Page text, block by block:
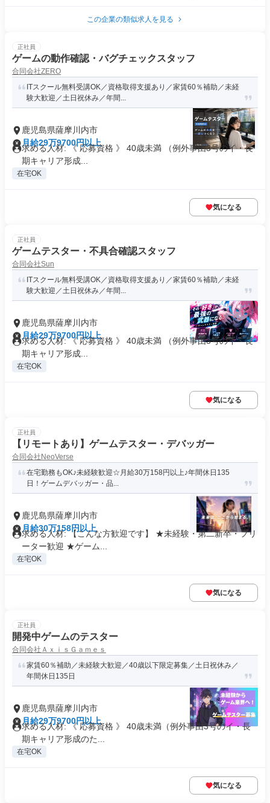
この企業の類似求人を見る
正社員
ゲームの動作確認・バグチェックスタッフ
合同会社ZERO
ITスクール無料受講OK／資格取得支援あり／家賃60％補助／未経
験大歓迎／土日祝休み／年間...
鹿児島県薩摩川内市
月給29万9700円以上
求める人材: 《 応募資格 》 40歳未満 （例外事由3号のイ・長
期キャリア形成...
在宅OK
気になる
正社員
ゲームテスター・不具合確認スタッフ
合同会社Sun
ITスクール無料受講OK／資格取得支援あり／家賃60％補助／未経
験大歓迎／土日祝休み／年間...
鹿児島県薩摩川内市
月給29万9700円以上
求める人材: 《 応募資格 》 40歳未満 （例外事由3号のイ・長
期キャリア形成...
在宅OK
気になる
正社員
【リモートあり】ゲームテスター・デバッガー
合同会社NeoVerse
在宅勤務もOK♪未経験歓迎☆月給30万158円以上♪年間休日135
日！ゲームデバッガー・品...
鹿児島県薩摩川内市
月給30万158円以上
求める人材: 【こんな方歓迎です】 ★未経験・第二新卒・フリ
ーター歓迎 ★ゲーム...
在宅OK
気になる
正社員
開発中ゲームのテスター
合同会社ＡｘｉｓＧａｍｅｓ
家賃60％補助／未経験大歓迎／40歳以下限定募集／土日祝休み／
年間休日135日
鹿児島県薩摩川内市
月給29万9700円以上
求める人材: 《 応募資格 》 40歳未満（例外事由3号のイ・長
期キャリア形成のた...
在宅OK
気になる